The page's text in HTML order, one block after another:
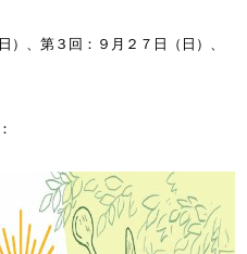
）、第３回：９月２７日（日）、